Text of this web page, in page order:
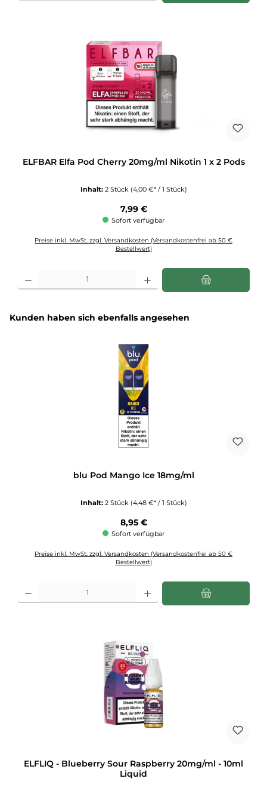
ELFBAR Elfa Pod Cherry 20mg/ml Nikotin 1 x 2 Pods
Inhalt: 2 Stück (4,00 €* / 1 Stück)
Regulärer Preis:
7,99 €
Sofort verfügbar
Preise inkl. MwSt. zzgl. Versandkosten (Versandkostenfrei ab 50 €
Bestellwert)
Produktgalerie überspringen
Kunden haben sich ebenfalls angesehen
blu Pod Mango Ice 18mg/ml
Inhalt: 2 Stück (4,48 €* / 1 Stück)
Regulärer Preis:
8,95 €
Sofort verfügbar
Preise inkl. MwSt. zzgl. Versandkosten (Versandkostenfrei ab 50 €
Bestellwert)
ELFLIQ - Blueberry Sour Raspberry 20mg/ml - 10ml
Liquid